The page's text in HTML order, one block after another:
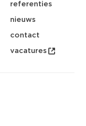
referenties
nieuws
contact
vacatures